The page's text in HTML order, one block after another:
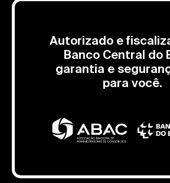
Autorizado e
Banco Central do
garantia e
para você.